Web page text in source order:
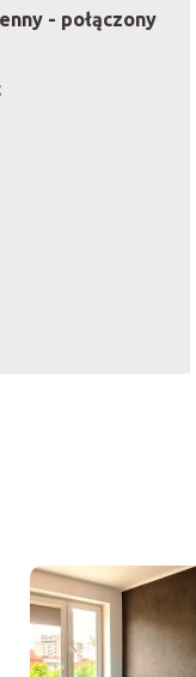
- połączony